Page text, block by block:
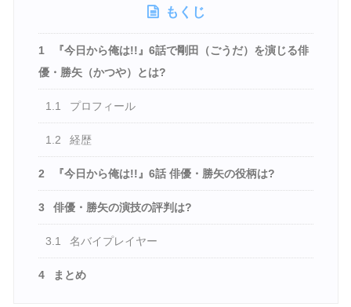
もくじ
1
『今日から俺は!!』6話で剛田（ごうだ）を演じる俳
優・勝矢（かつや）とは?
1.1 プロフィール
1.2 経歴
2 『今日から俺は!!』6話 俳優・勝矢の役柄は?
3 俳優・勝矢の演技の評判は?
3.1 名バイプレイヤー
4 まとめ